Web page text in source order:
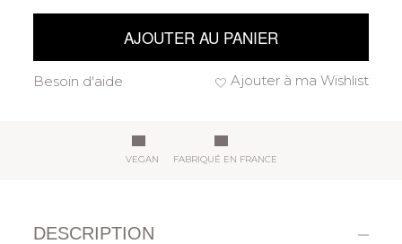
AJOUTER AU PANIER
Ajouter à ma Wishlist
Besoin d'aide
VEGAN FABRIQUÉ EN FRANCE
DESCRIPTION